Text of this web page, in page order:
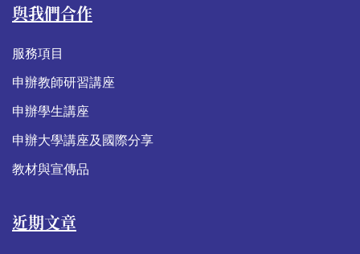
與我們合作
服務項目
申辦教師研習講座
申辦學生講座
申辦大學講座及國際分享
教材與宣傳品
近期文章